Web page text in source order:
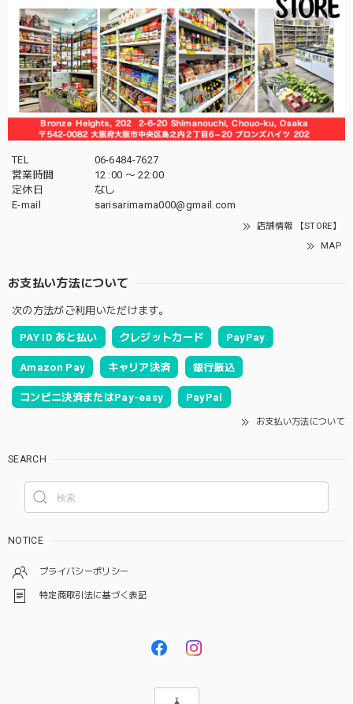
TEL
06-6484-7627
営業時間
12 :00 〜 22:00
定休日
なし
E-mail
sarisarimama000@gmail.com
店舗情報 【STORE】
MAP
お支払い方法について
次の方法がご利用いただけます。
PAY ID あと払い クレジットカード PayPay
Amazon Pay キャリア決済 銀行振込
コンビニ決済またはPay-easy PayPal
お支払い方法について
SEARCH
NOTICE
プライバシーポリシー
特定商取引法に基づく表記